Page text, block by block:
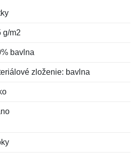
g/m2
bavlna
zloženie: bavlna